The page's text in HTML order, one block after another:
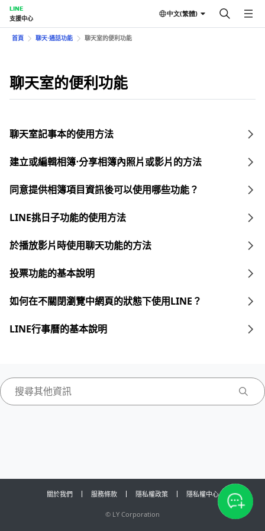
LINE
支援中心
中文(繁體)
首頁 聊天⋅通話功能 聊天室的便利功能
聊天室的便利功能
聊天室記事本的使用方法
建立或編輯相簿⋅分享相簿內照片或影片的方法
同意提供相簿項目資訊後可以使用哪些功能？
LINE挑日子功能的使用方法
於播放影片時使用聊天功能的方法
投票功能的基本說明
如何在不關閉瀏覽中網頁的狀態下使用LINE？
LINE行事曆的基本說明
關於我們 服務條款 隱私權政策 隱私權中心
© LY Corporation